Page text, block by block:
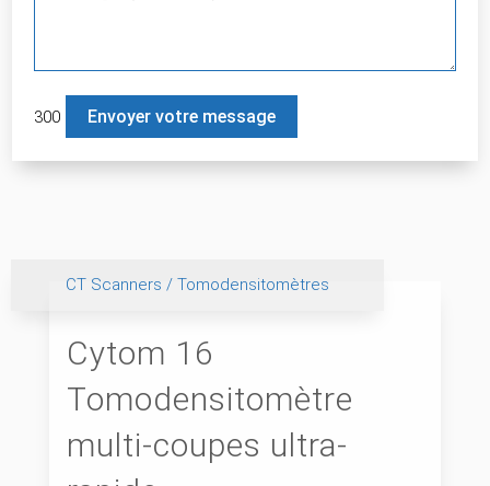
300
CT Scanners / Tomodensitomètres
Cytom 16
Tomodensitomètre
multi-coupes ultra-